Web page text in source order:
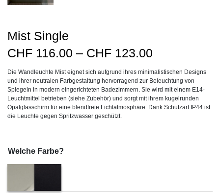
Mist Single
CHF 116.00 – CHF 123.00
bis
CHF123.00
Die Wandleuchte Mist eignet sich aufgrund ihres minimalistischen Designs
und ihrer neutralen Farbgestaltung hervorragend zur Beleuchtung von
Spiegeln in modern eingerichteten Badezimmern. Sie wird mit einem E14-
Leuchtmittel betrieben (siehe Zubehör) und sorgt mit ihrem kugelrunden
Opalglasschirm für eine blendfreie Lichtatmosphäre. Dank Schutzart IP44 ist
die Leuchte gegen Spritzwasser geschützt.
Welche Farbe?